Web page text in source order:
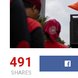
491
SHARES